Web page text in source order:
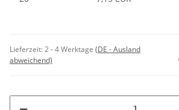
Lieferzeit:2 - 4 Werktage (DE - Ausland
abweichend)